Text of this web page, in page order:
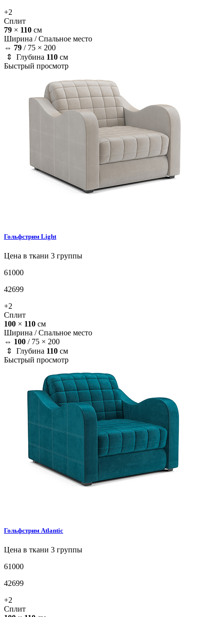
+2
Сплит
79 × 110 см
Ширина /Спальное место
⇔ 79 / 75 × 200
⇕ Глубина 110 см
Быстрый просмотр
Гольфстрим Light
Цена в ткани 3 группы
61000
42699
+2
Сплит
100 × 110 см
Ширина /Спальное место
⇔ 100 / 75 × 200
⇕ Глубина 110 см
Быстрый просмотр
Гольфстрим Atlantic
Цена в ткани 3 группы
61000
42699
+2
Сплит